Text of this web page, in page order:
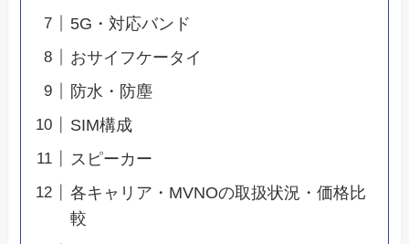
5G・対応バンド
おサイフケータイ
防水・防塵
SIM構成
スピーカー
各キャリア・MVNOの取扱状況・価格比
較